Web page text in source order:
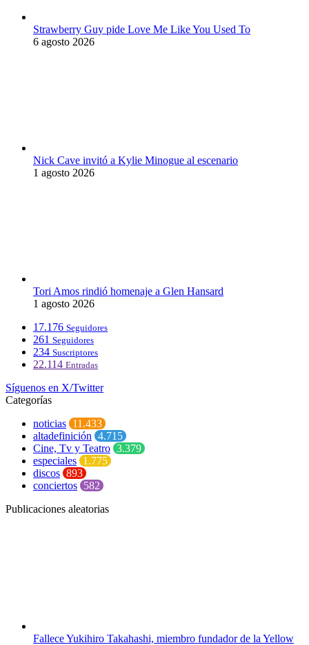
Strawberry Guy pide Love Me Like You Used To
6 agosto 2026
Nick Cave invitó a Kylie Minogue al escenario
1 agosto 2026
Tori Amos rindió homenaje a Glen Hansard
1 agosto 2026
17.176 Seguidores
261 Seguidores
234 Suscriptores
22.114 Entradas
Síguenos en X/Twitter
Categorías
noticias 11.433
altadefinición 4.715
Cine, Tv y Teatro 3.379
especiales 1.775
discos 893
conciertos 582
Publicaciones aleatorias
Fallece Yukihiro Takahashi, miembro fundador de la Yellow